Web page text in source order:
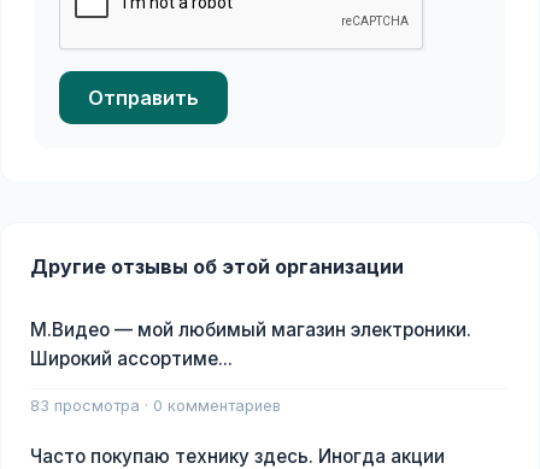
Отправить
Другие отзывы об этой организации
М.Видео — мой любимый магазин электроники.
Широкий ассортиме...
83 просмотра · 0 комментариев
Часто покупаю технику здесь. Иногда акции